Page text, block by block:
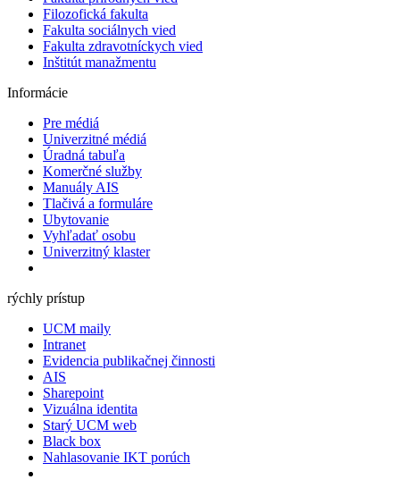
Filozofická fakulta
Fakulta ​sociálnych vied
Fakulta zdravotníckych vied
Inštitút manažmentu
Informácie
Pre médiá
Univerzitné médiá
Úradná tabuľa
Komerčné služby
Manuály AIS
Tlačivá a formuláre
Ubytovanie
Vyhľadať osobu
Univerzitný klaster
rýchly prístup
UCM maily
Intranet
Evidencia publikačnej činnosti
AIS
Sharepoint
Vizuálna identita
Starý UCM web
Black box
Nahlasovanie IKT porúch